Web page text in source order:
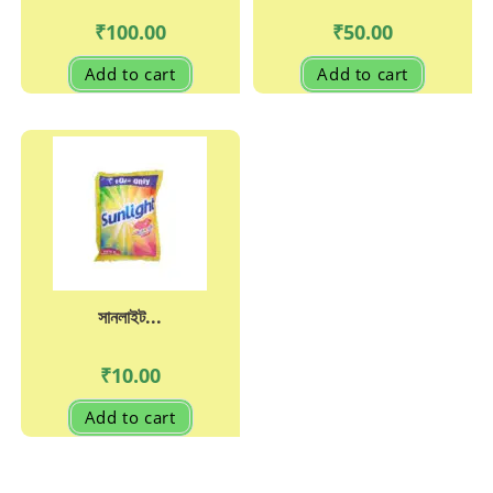
₹100.00
Add to cart
₹50.00
Add to cart
সানলাইট...
₹10.00
Add to cart